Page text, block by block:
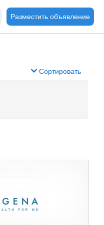
Разместить объявление
Сортировать